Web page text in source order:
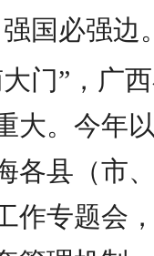
国必强边
门”，广
大。今年
各县（市
作专题会